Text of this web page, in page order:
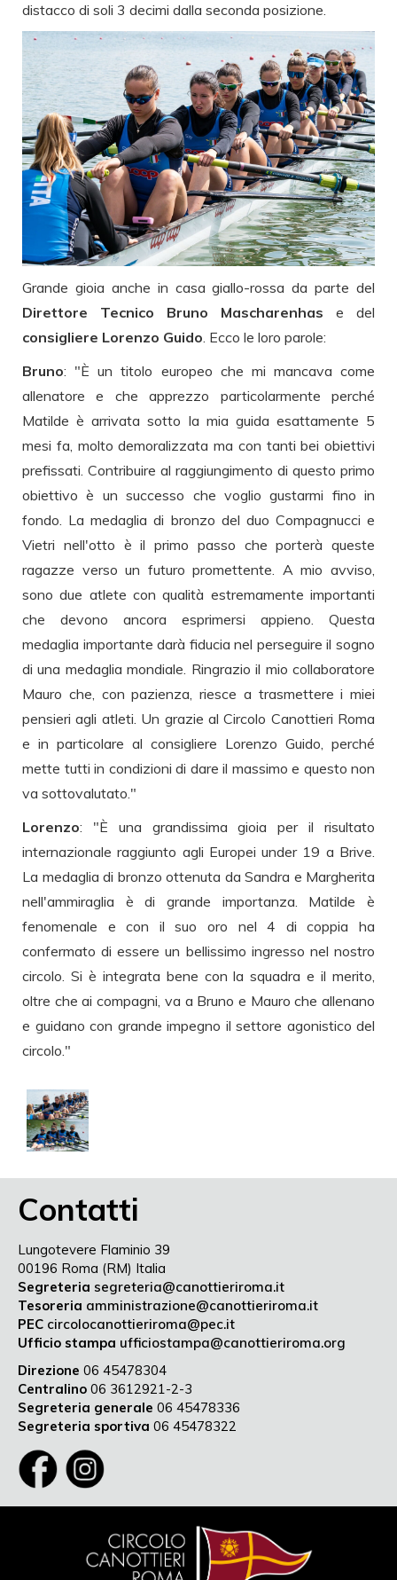
distacco di soli 3 decimi dalla seconda posizione.
Grande gioia anche in casa giallo-rossa da parte del
Direttore Tecnico Bruno Mascharenhas e del
consigliere Lorenzo Guido. Ecco le loro parole:
Bruno: "È un titolo europeo che mi mancava come
allenatore e che apprezzo particolarmente perché
Matilde è arrivata sotto la mia guida esattamente 5
mesi fa, molto demoralizzata ma con tanti bei obiettivi
prefissati. Contribuire al raggiungimento di questo primo
obiettivo è un successo che voglio gustarmi fino in
fondo. La medaglia di bronzo del duo Compagnucci e
Vietri nell'otto è il primo passo che porterà queste
ragazze verso un futuro promettente. A mio avviso,
sono due atlete con qualità estremamente importanti
che devono ancora esprimersi appieno. Questa
medaglia importante darà fiducia nel perseguire il sogno
di una medaglia mondiale. Ringrazio il mio collaboratore
Mauro che, con pazienza, riesce a trasmettere i miei
pensieri agli atleti. Un grazie al Circolo Canottieri Roma
e in particolare al consigliere Lorenzo Guido, perché
mette tutti in condizioni di dare il massimo e questo non
va sottovalutato."
Lorenzo: "È una grandissima gioia per il risultato
internazionale raggiunto agli Europei under 19 a Brive.
La medaglia di bronzo ottenuta da Sandra e Margherita
nell'ammiraglia è di grande importanza. Matilde è
fenomenale e con il suo oro nel 4 di coppia ha
confermato di essere un bellissimo ingresso nel nostro
circolo. Si è integrata bene con la squadra e il merito,
oltre che ai compagni, va a Bruno e Mauro che allenano
e guidano con grande impegno il settore agonistico del
circolo."
Contatti
Lungotevere Flaminio 39
00196 Roma (RM) Italia
Segreteria segreteria@canottieriroma.it
Tesoreria amministrazione@canottieriroma.it
PEC circolocanottieriroma@pec.it
Ufficio stampa ufficiostampa@canottieriroma.org
Direzione 06 45478304
Centralino 06 3612921-2-3
Segreteria generale 06 45478336
Segreteria sportiva 06 45478322